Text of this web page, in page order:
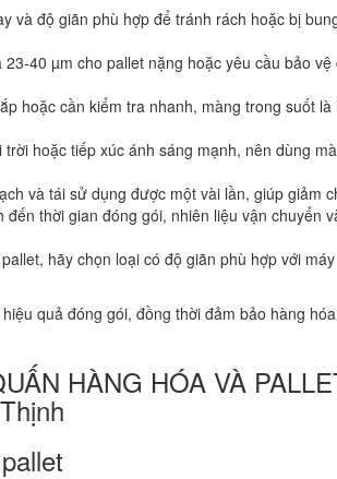
và độ giãn phù hợp để tránh rách hoặc bị
40 µm cho pallet nặng hoặc yêu cầu bảo
hoặc cần kiểm tra nhanh, màng trong suốt
trời hoặc tiếp xúc ánh sáng mạnh, nên dùng
và tái sử dụng được một vài lần, giúp giảm
thời gian đóng gói, nhiên liệu vận chuyển
hãy chọn loại có độ giãn phù hợp với
quả đóng gói, đồng thời đảm bảo hàng